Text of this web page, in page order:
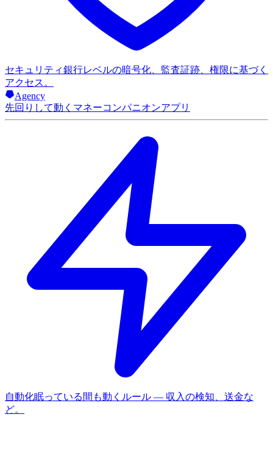
セキュリティ銀行レベルの暗号化、監査証跡、権限に基づく
アクセス。
Agency
先回りして動くマネーコンパニオンアプリ
自動化眠っている間も動くルール — 収入の検知、送金な
ど。